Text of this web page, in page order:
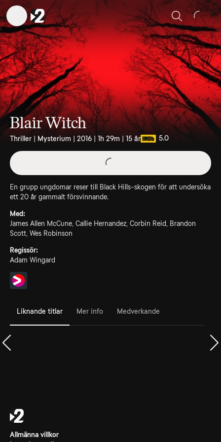
Sök
Blair Witch
Thriller | Mysterium | 2016 | 1h 29m | 15 år 5.0
En grupp ungdomar reser till Black Hills-skogen för att undersöka
ett 20 år gammalt försvinnande.
Med:
James Allen McCune, Callie Hernandez, Corbin Reid, Brandon
Scott, Wes Robinson
Regissör:
Adam Wingard
Liknande titlar Mer info Medverkande
Allmänna villkor